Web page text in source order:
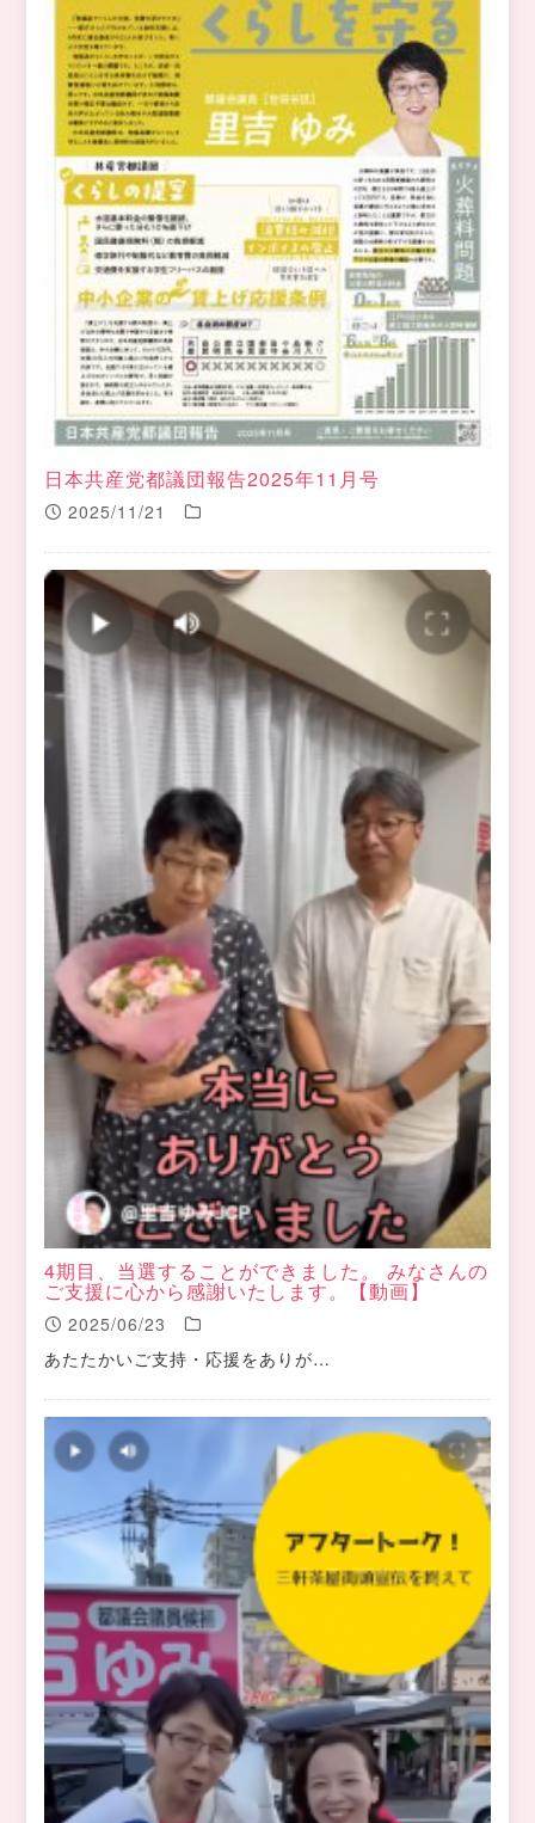
日本共産党都議団報告2025年11月号
2025/11/21
4期目、当選することができました。 みなさんの
ご支援に心から感謝いたします。【動画】
2025/06/23
あたたかいご支持・応援をありが…